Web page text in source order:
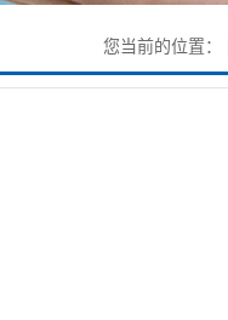
您当前的位置：